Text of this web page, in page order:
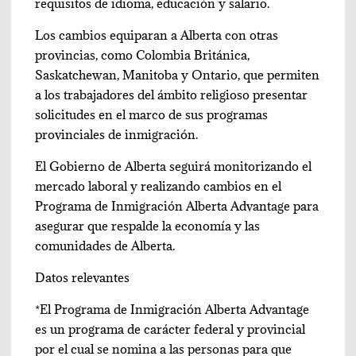
requisitos de idioma, educación y salario.
Los cambios equiparan a Alberta con otras
provincias, como Colombia Británica,
Saskatchewan, Manitoba y Ontario, que permiten
a los trabajadores del ámbito religioso presentar
solicitudes en el marco de sus programas
provinciales de inmigración.
El Gobierno de Alberta seguirá monitorizando el
mercado laboral y realizando cambios en el
Programa de Inmigración Alberta Advantage para
asegurar que respalde la economía y las
comunidades de Alberta.
Datos relevantes
*El Programa de Inmigración Alberta Advantage
es un programa de carácter federal y provincial
por el cual se nomina a las personas para que